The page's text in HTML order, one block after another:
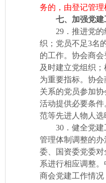
务的，由登记管
七、加强党建
29．推进党的组
织；党员不足3名
的工作。协会商
及时建立党组织
为重要指标。协
关系的党员参加
活动提供必要条
范等先进人物人
30．健全党建工
管理体制调整的
委、国资委党委
系进行相应调整
商会党建工作情